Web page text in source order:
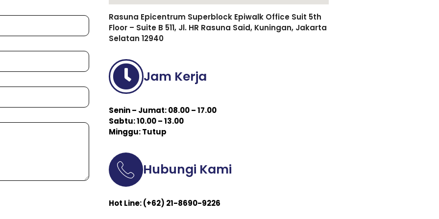
Rasuna Epicentrum Superblock Epiwalk Office Suit 5th
Floor – Suite B 511, Jl. HR Rasuna Said, Kuningan, Jakarta
Selatan 12940
Jam Kerja
Senin – Jumat: 08.00 – 17.00
Sabtu: 10.00 – 13.00
Minggu: Tutup
Hubungi Kami
Hot Line: (+62) 21-8690-9226